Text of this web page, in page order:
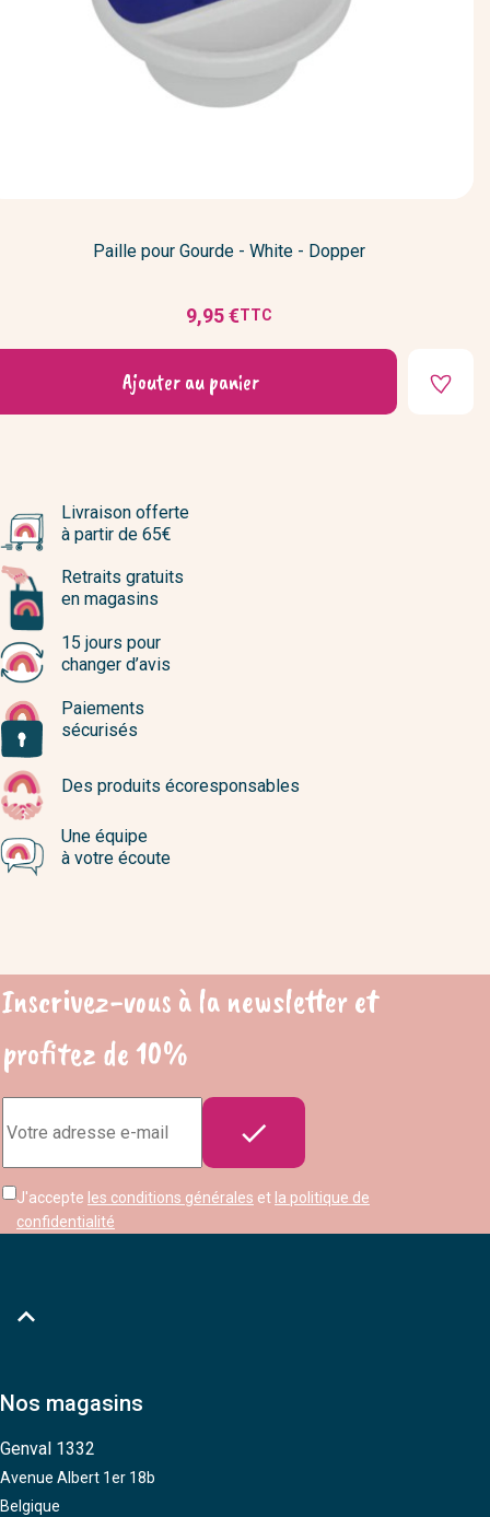
Paille pour Gourde - White - Dopper
Prix
9,95 €TTC
Ajouter au panier
Livraison offerte
à partir de 65€
Retraits gratuits
en magasins
15 jours pour
changer d’avis
Paiements
sécurisés
Des produits écoresponsables
Une équipe
à votre écoute
Inscrivez-vous à la newsletter et
profitez de 10%
e-
mail

J'accepte les conditions générales et la politique de
confidentialité

Nos magasins
Genval 1332
Avenue Albert 1er 18b
Belgique